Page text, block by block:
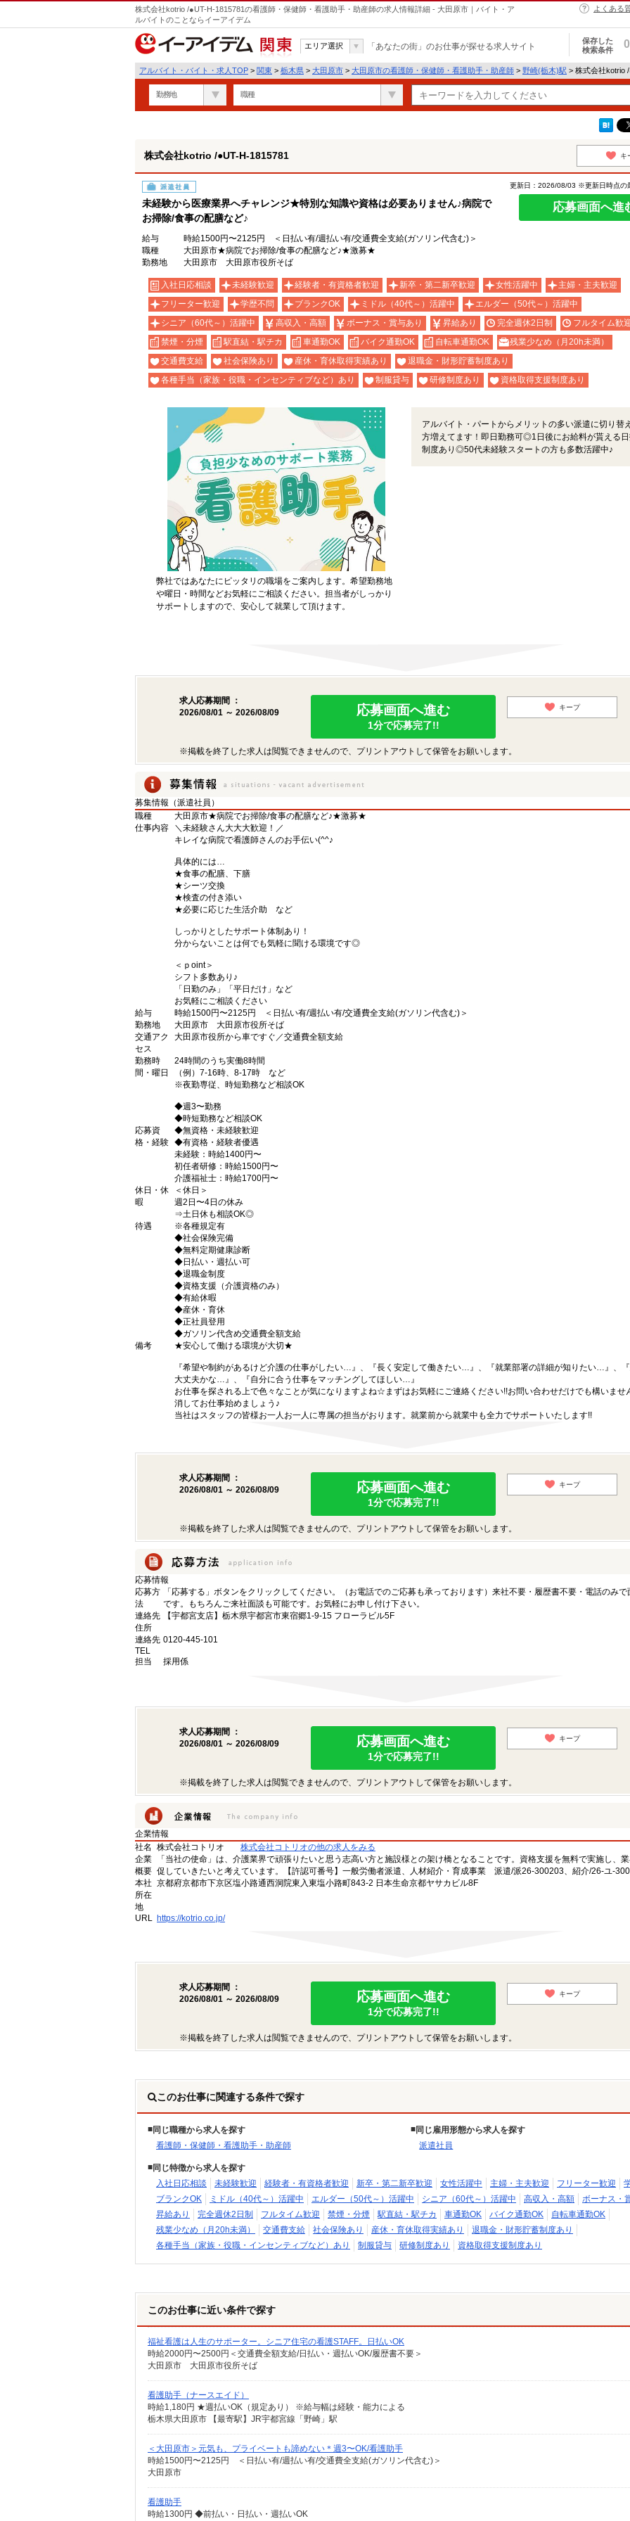
株式会社kotrio /●UT-H-1815781の看護師・保健師・看護助手・助産師の求人情報詳細 - 大田原市｜バイト・ア
ルバイトのことならイーアイデム
よくある
関東
エリア選択 「あなたの街」のお仕事が探せる求人サイト
保存した
検索条件
0
アルバイト・バイト・求人TOP > 関東 > 栃木県 > 大田原市 > 大田原市の看護師・保健師・看護助手・助産師 > 野崎(栃木)駅 > 株式会社kotrio
勤務地 職種
株式会社kotrio /●UT-H-1815781 キ
派遣社員
未経験から医療業界へチャレンジ★特別な知識や資格は必要ありません♪病院で
お掃除/食事の配膳など♪
更新日：2026/08/03 ※更新日時点の
応募画面へ進
給与
時給1500円〜2125円 ＜日払い有/週払い有/交通費全支給(ガソリン代含む)＞
職種
大田原市★病院でお掃除/食事の配膳など♪★激募★
勤務地
大田原市 大田原市役所そば
入社日応相談 未経験歓迎 経験者・有資格者歓迎 新卒・第二新卒歓迎 女性活躍中
主婦・主夫歓迎
フリーター歓迎
学歴不問 ブランクOK ミドル（40代～）活躍中
エルダー（50代～）活躍中
シニア（60代～）活躍中
高収入・高額 ボーナス・賞与あり 昇給あり 完全週休2日制
フルタイム歓
禁煙・分煙
駅直結・駅チカ 車通勤OK バイク通勤OK 自転車通勤OK
残業少なめ（月20h未満）
交通費支給
社会保険あり 産休・育休取得実績あり
退職金・財形貯蓄制度あり
各種手当（家族・役職・インセンティブなど）あり
制服貸与 研修制度あり 資格取得支援制度あり
弊社ではあなたにピッタリの職場をご案内します。希望勤務地
や曜日・時間などお気軽にご相談ください。担当者がしっかり
サポートしますので、安心して就業して頂けます。
アルバイト・パートからメリットの多い派遣に切り替
方増えてます！即日勤務可◎1日後にお給料が貰える
制度あり◎50代未経験スタートの方も多数活躍中♪
求人応募期間 ：
2026/08/01 ～ 2026/08/09
応募画面へ進む
1分で応募完了!!
キープ
※掲載を終了した求人は閲覧できませんので、プリントアウトして保管をお願いします。
募集情報（派遣社員）
職種
大田原市★病院でお掃除/食事の配膳など♪★激募★
仕事内容
＼未経験さん大大大歓迎！／
キレイな病院で看護師さんのお手伝い(^^♪
具体的には…
★食事の配膳、下膳
★シーツ交換
★検査の付き添い
★必要に応じた生活介助 など
しっかりとしたサポート体制あり！
分からないことは何でも気軽に聞ける環境です◎
＜ｐoint＞
シフト多数あり♪
「日勤のみ」「平日だけ」など
お気軽にご相談ください
給与
時給1500円〜2125円 ＜日払い有/週払い有/交通費全支給(ガソリン代含む)＞
勤務地
大田原市 大田原市役所そば
交通アク
セス
大田原市役所から車ですぐ／交通費全額支給
勤務時
間・曜日
24時間のうち実働8時間
（例）7-16時、8-17時 など
※夜勤専従、時短勤務など相談OK
◆週3〜勤務
◆時短勤務など相談OK
応募資
格・経験
◆無資格・未経験歓迎
◆有資格・経験者優遇
未経験：時給1400円〜
初任者研修：時給1500円〜
介護福祉士：時給1700円〜
休日・休
暇
＜休日＞
週2日〜4日の休み
⇒土日休も相談OK◎
待遇
※各種規定有
◆社会保険完備
◆無料定期健康診断
◆日払い・週払い可
◆退職金制度
◆資格支援（介護資格のみ）
◆有給休暇
◆産休・育休
◆正社員登用
◆ガソリン代含め交通費全額支給
備考
★安心して働ける環境が大切★
『希望や制約があるけど介護の仕事がしたい…』、『長く安定して働きたい…』、『就業部署の詳細が知りたい…』、
大丈夫かな…』、『自分に合う仕事をマッチングしてほしい…』
お仕事を探される上で色々なことが気になりますよね☆まずはお気軽にご連絡ください!!お問い合わせだけでも構いませ
消してお仕事始めましょう♪
当社はスタッフの皆様お一人お一人に専属の担当がおります。就業前から就業中も全力でサポートいたします!!
求人応募期間 ：
2026/08/01 ～ 2026/08/09
応募画面へ進む
1分で応募完了!!
キープ
※掲載を終了した求人は閲覧できませんので、プリントアウトして保管をお願いします。
応募情報
応募方
法
「応募する」ボタンをクリックしてください。（お電話でのご応募も承っております）来社不要・履歴書不要・電話のみで
です。もちろんご来社面談も可能です。お気軽にお申し付け下さい。
連絡先
住所
【宇都宮支店】栃木県宇都宮市東宿郷1-9-15 フローラビル5F
連絡先
TEL
0120-445-101
担当 採用係
求人応募期間 ：
2026/08/01 ～ 2026/08/09
応募画面へ進む
1分で応募完了!!
キープ
※掲載を終了した求人は閲覧できませんので、プリントアウトして保管をお願いします。
企業情報
社名
株式会社コトリオ
株式会社コトリオの他の求人をみる
企業
概要
「当社の使命」は、介護業界で頑張りたいと思う志高い方と施設様との架け橋となることです。資格支援を無料で実施し、
促していきたいと考えています。【許認可番号】一般労働者派遣、人材紹介・育成事業 派遣/派26-300203、紹介/26-ユ-
本社
所在
地
京都府京都市下京区塩小路通西洞院東入東塩小路町843-2 日本生命京都ヤサカビル8F
URL https://kotrio.co.jp/
求人応募期間 ：
2026/08/01 ～ 2026/08/09
応募画面へ進む
1分で応募完了!!
キープ
※掲載を終了した求人は閲覧できませんので、プリントアウトして保管をお願いします。
このお仕事に関連する条件で探す
同じ職種から求人を探す
看護師・保健師・看護助手・助産師
同じ雇用形態から求人を探す
派遣社員
同じ特徴から求人を探す
入社日応相談
未経験歓迎 経験者・有資格者歓迎 新卒・第二新卒歓迎 女性活躍中 主婦・主夫歓迎 フリーター歓迎
ブランクOK
ミドル（40代～）活躍中 エルダー（50代～）活躍中 シニア（60代～）活躍中 高収入・高額
ボーナス・
昇給あり
完全週休2日制 フルタイム歓迎 禁煙・分煙 駅直結・駅チカ 車通勤OK バイク通勤OK
自転車通勤OK
残業少なめ（月20h未満）
交通費支給 社会保険あり 産休・育休取得実績あり
退職金・財形貯蓄制度あり
各種手当（家族・役職・インセンティブなど）あり
制服貸与 研修制度あり 資格取得支援制度あり
このお仕事に近い条件で探す
福祉看護は人生のサポーター。シニア住宅の看護STAFF。日払いOK
時給2000円〜2500円＜交通費全額支給/日払い・週払いOK/履歴書不要＞
大田原市 大田原市役所そば
看護助手（ナースエイド）
時給1,180円 ★週払いOK（規定あり） ※給与幅は経験・能力による
栃木県大田原市 【最寄駅】JR宇都宮線「野崎」駅
＜大田原市＞元気も、プライベートも諦めない＊週3〜OK/看護助手
時給1500円〜2125円 ＜日払い有/週払い有/交通費全支給(ガソリン代含む)＞
大田原市
看護助手
時給1300円 ◆前払い・日払い・週払いOK